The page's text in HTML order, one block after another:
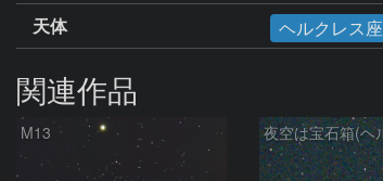
天体
ヘルクレス座
関連作品
M13